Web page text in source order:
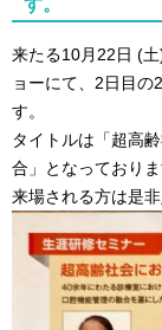
来たる10月22日 (
ョーにて、2日目の
す。
タイトルは「超高
合」となっておりま
来場される方は是